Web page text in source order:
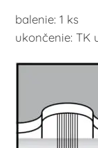
balenie: 1 ks
ukončenie: TK